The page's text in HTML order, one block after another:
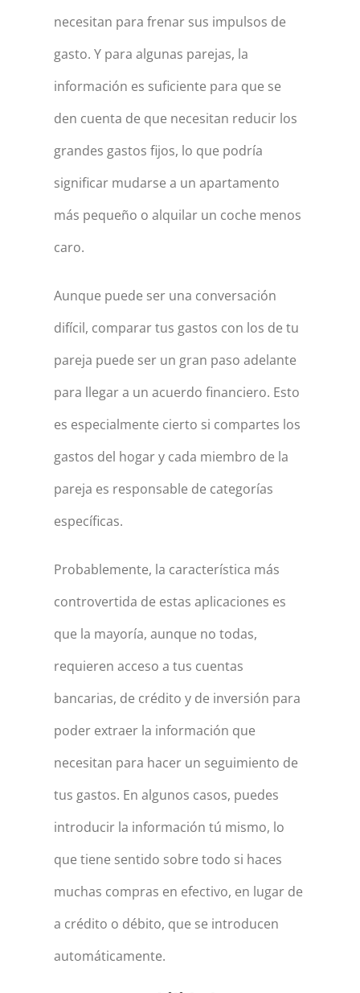
necesitan para frenar sus impulsos de
gasto. Y para algunas parejas, la
información es suficiente para que se
den cuenta de que necesitan reducir los
grandes gastos fijos, lo que podría
significar mudarse a un apartamento
más pequeño o alquilar un coche menos
caro.
Aunque puede ser una conversación
difícil, comparar tus gastos con los de tu
pareja puede ser un gran paso adelante
para llegar a un acuerdo financiero. Esto
es especialmente cierto si compartes los
gastos del hogar y cada miembro de la
pareja es responsable de categorías
específicas.
Probablemente, la característica más
controvertida de estas aplicaciones es
que la mayoría, aunque no todas,
requieren acceso a tus cuentas
bancarias, de crédito y de inversión para
poder extraer la información que
necesitan para hacer un seguimiento de
tus gastos. En algunos casos, puedes
introducir la información tú mismo, lo
que tiene sentido sobre todo si haces
muchas compras en efectivo, en lugar de
a crédito o débito, que se introducen
automáticamente.